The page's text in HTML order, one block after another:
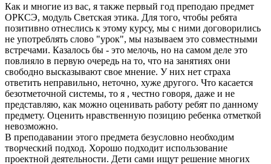
Как и многие из вас, я также первый год преподаю предмет
ОРКСЭ, модуль Светская этика. Для того, чтобы ребята
позитивно отнеслись к этому курсу, мы с ними договорились
не употреблять слово "урок", мы называем это совместными
встречами. Казалось бы - это мелочь, но на самом деле это
повлияло в первую очередь на то, что на занятиях они
свободно высказывают свое мнение. У них нет страха
ответить неправильно, неточно, хуже другого. Что касается
безотметочной системы, то я , честно говоря, даже и не
представляю, как можно оценивать работу ребят по данному
предмету. Оценить нравственную позицию ребенка отметкой
невозможно.
В преподавании этого предмета безусловно необходим
творческий подход. Хорошо подходит использование
проектной деятельности. Дети сами ищут решение многих